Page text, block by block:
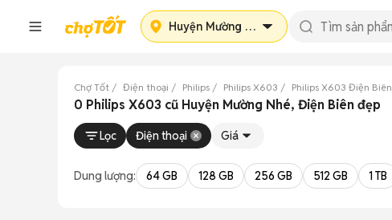
Huyện Mường Nhé
Chợ Tốt Điện thoại Philips Philips X603 Philips X603 Điện Biên
0 Philips X603 cũ Huyện Mường Nhé, Điện Biên đẹp
Lọc Điện thoại Giá
Dung lượng: 64 GB 128 GB 256 GB 512 GB 1 TB